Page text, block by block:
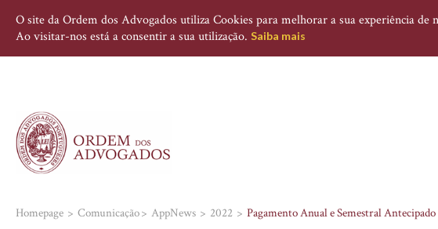
O site da Ordem dos Advogados utiliza Cookies para melhorar a sua experiência de
Ao visitar-nos está a consentir a sua utilização. Saiba mais
Homepage Comunicação AppNews 2022 Pagamento Anual e Semestral